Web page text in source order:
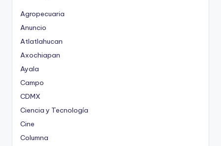
Agropecuaria
Anuncio
Atlatlahucan
Axochiapan
Ayala
Campo
CDMX
Ciencia y Tecnología
Cine
Columna